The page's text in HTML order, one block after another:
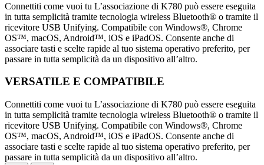
Connettiti come vuoi tu L’associazione di K780 può essere eseguita
in tutta semplicità tramite tecnologia wireless Bluetooth® o tramite il
ricevitore USB Unifying. Compatibile con Windows®, Chrome
OS™, macOS, Android™, iOS e iPadOS. Consente anche di
associare tasti e scelte rapide al tuo sistema operativo preferito, per
passare in tutta semplicità da un dispositivo all’altro.
VERSATILE E COMPATIBILE
Connettiti come vuoi tu L’associazione di K780 può essere eseguita
in tutta semplicità tramite tecnologia wireless Bluetooth® o tramite il
ricevitore USB Unifying. Compatibile con Windows®, Chrome
OS™, macOS, Android™, iOS e iPadOS. Consente anche di
associare tasti e scelte rapide al tuo sistema operativo preferito, per
passare in tutta semplicità da un dispositivo all’altro.